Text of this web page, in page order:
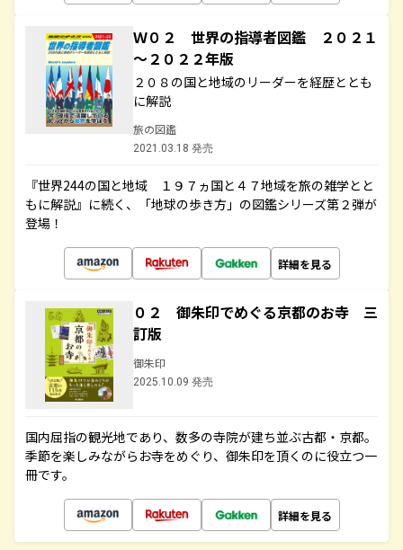
Ｗ０２ 世界の指導者図鑑 ２０２１
～２０２２年版
２０８の国と地域のリーダーを経歴ととも
に解説
旅の図鑑
2021.03.18 発売
『世界244の国と地域 １９７ヵ国と４７地域を旅の雑学とと
もに解説』に続く、「地球の歩き方」の図鑑シリーズ第２弾が
登場！
詳細を見る
０２ 御朱印でめぐる京都のお寺 三
訂版
御朱印
2025.10.09 発売
国内屈指の観光地であり、数多の寺院が建ち並ぶ古都・京都。
季節を楽しみながらお寺をめぐり、御朱印を頂くのに役立つ一
冊です。
詳細を見る